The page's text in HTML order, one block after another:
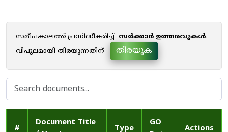
സമീപകാലത്ത് പ്രസിദ്ധീകരിച്ച് സർക്കാർ ഉത്തരവുകൾ.
വിപുലമായി തിരയുന്നതിന്
തിരയുക
#
Document Title
Type
GO
Actions